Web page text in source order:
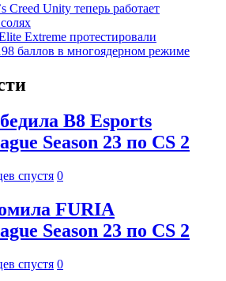
Creed Unity теперь работает
Extreme протестировали
баллов в многоядерном режиме
B8 Esports
Season 23 по CS 2
спустя 0
FURIA
Season 23 по CS 2
спустя 0